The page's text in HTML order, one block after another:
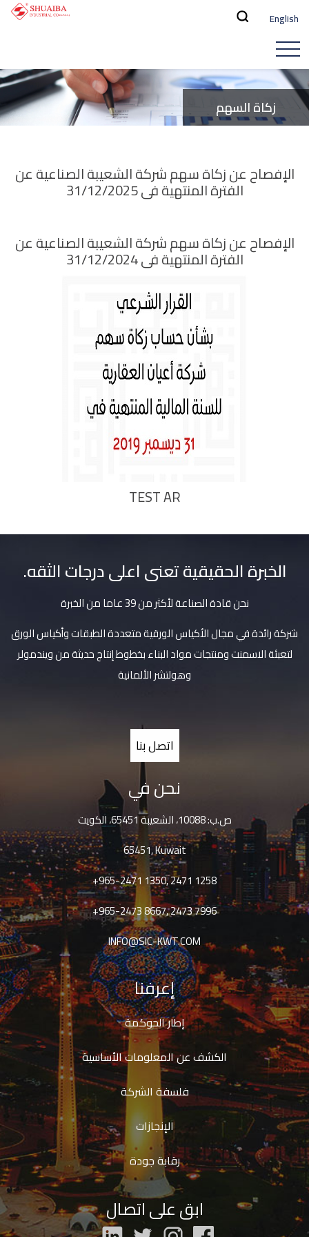
English
زكاة السهم
الإفصاح عن زكاة سهم شركة الشعيبة الصناعية عن
الفترة المنتهية فى 31/12/2025
الإفصاح عن زكاة سهم شركة الشعيبة الصناعية عن
الفترة المنتهية فى 31/12/2024
TEST AR
الخبرة الحقيقية تعنى اعلى درجات الثقه.
نحن قادة الصناعة لأكثر من 39 عاما من الخبرة
شركة رائدة في مجال الأكياس الورقية متعددة الطبقات وأكياس الورق
لتعبئة الاسمنت ومنتجات مواد البناء بخطوط إنتاج حديثة من ويندمولر
وهولتشر الألمانية
اتصل بنا
نحن في
ص.ب: 10088، الشعيبة 65451، الكويت
65451, Kuwait
+965-2471 1350, 2471 1258
+965-2473 8667, 2473 7996
INFO@SIC-KWT.COM
إعرفنا
إطار الحوكمة
الكشف عن المعلومات الأساسية
فلسفة الشركة
الإنجازات
رقابة جودة
ابق على اتصال